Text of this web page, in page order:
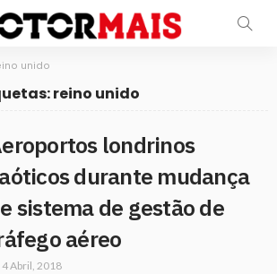
unido
reino unido
londrinos
durante mudança
sistema de gestão de
aéreo
4 Abril, 2018